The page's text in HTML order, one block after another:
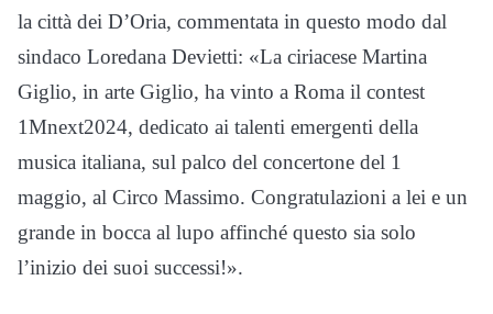
la città dei D’Oria, commentata in questo modo dal
sindaco Loredana Devietti: «La ciriacese Martina
Giglio, in arte Giglio, ha vinto a Roma il contest
1Mnext2024, dedicato ai talenti emergenti della
musica italiana, sul palco del concertone del 1
maggio, al Circo Massimo. Congratulazioni a lei e un
grande in bocca al lupo affinché questo sia solo
l’inizio dei suoi successi!».